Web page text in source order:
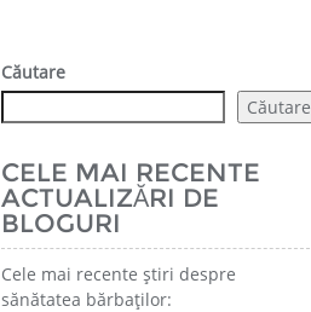
Căutare
Căutare
CELE MAI RECENTE
ACTUALIZĂRI DE
BLOGURI
Cele mai recente știri despre
sănătatea bărbaților: